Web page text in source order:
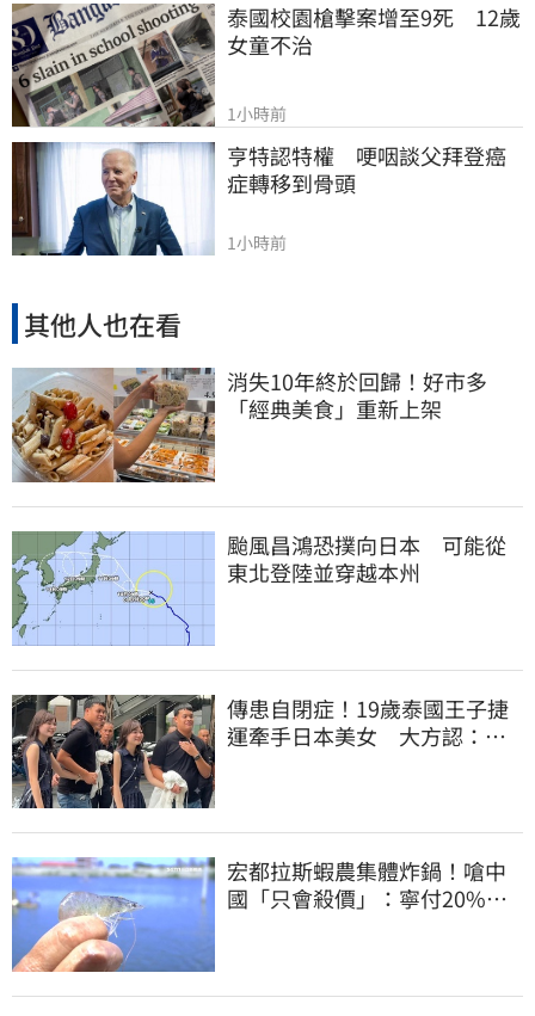
泰國校園槍擊案增至9死　12歲
女童不治
1小時前
亨特認特權　哽咽談父拜登癌
症轉移到骨頭
1小時前
其他人也在看
消失10年終於回歸！好市多
「經典美食」重新上架
颱風昌鴻恐撲向日本 可能從
東北登陸並穿越本州
傳患自閉症！19歲泰國王子捷
運牽手日本美女 大方認：
宏都拉斯蝦農集體炸鍋！嗆中
國「只會殺價」：寧付20%關